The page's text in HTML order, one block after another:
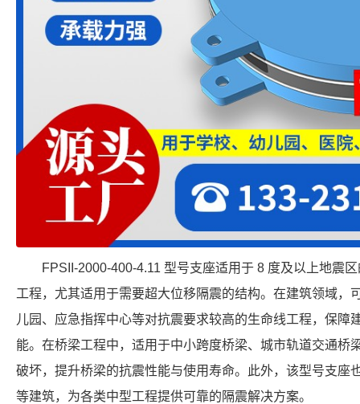
FPSII-2000-400-4.11 型号支座适用于 8 度及以上地震
工程，尤其适用于需要超大位移隔震的结构。在建筑领域，
儿园、应急指挥中心等对抗震要求较高的生命线工程，保障
能。在桥梁工程中，适用于中小跨度桥梁、城市轨道交通桥
破坏，提升桥梁的抗震性能与使用寿命。此外，该型号支座
等建筑，为各类中型工程提供可靠的隔震解决方案。